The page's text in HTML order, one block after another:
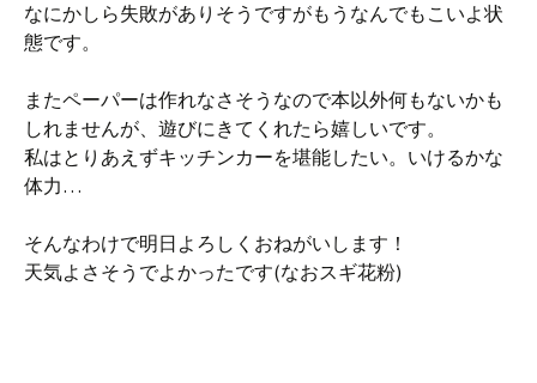
なにかしら失敗がありそうですがもうなんでもこいよ状
態です。
またペーパーは作れなさそうなので本以外何もないかも
しれませんが、遊びにきてくれたら嬉しいです。
私はとりあえずキッチンカーを堪能したい。いけるかな
体力…
そんなわけで明日よろしくおねがいします！
天気よさそうでよかったです(なおスギ花粉)